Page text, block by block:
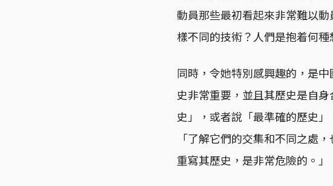
動員那些最初看起來非常難以
樣不同的技術？人們是抱着何
同時，令她特別感興趣的，是
史非常重要，並且其歷史是自
史」，或者說「最準確的歷史
「了解它們的交集和不同之處
重寫其歷史，是非常危險的。」